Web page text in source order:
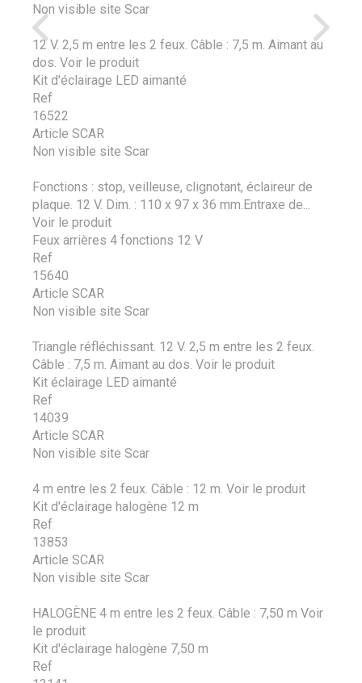
Non visible site Scar
12 V. 2,5 m entre les 2 feux. Câble : 7,5 m. Aimant au
dos. Voir le produit
Kit d'éclairage LED aimanté
Ref
16522
Article SCAR
Non visible site Scar
Fonctions : stop, veilleuse, clignotant, éclaireur de
plaque. 12 V. Dim. : 110 x 97 x 36 mm.Entraxe de...
Voir le produit
Feux arrières 4 fonctions 12 V
Ref
15640
Article SCAR
Non visible site Scar
Triangle réfléchissant. 12 V. 2,5 m entre les 2 feux.
Câble : 7,5 m. Aimant au dos. Voir le produit
Kit éclairage LED aimanté
Ref
14039
Article SCAR
Non visible site Scar
4 m entre les 2 feux. Câble : 12 m. Voir le produit
Kit d'éclairage halogène 12 m
Ref
13853
Article SCAR
Non visible site Scar
HALOGÈNE 4 m entre les 2 feux. Câble : 7,50 m Voir
le produit
Kit d'éclairage halogène 7,50 m
Ref